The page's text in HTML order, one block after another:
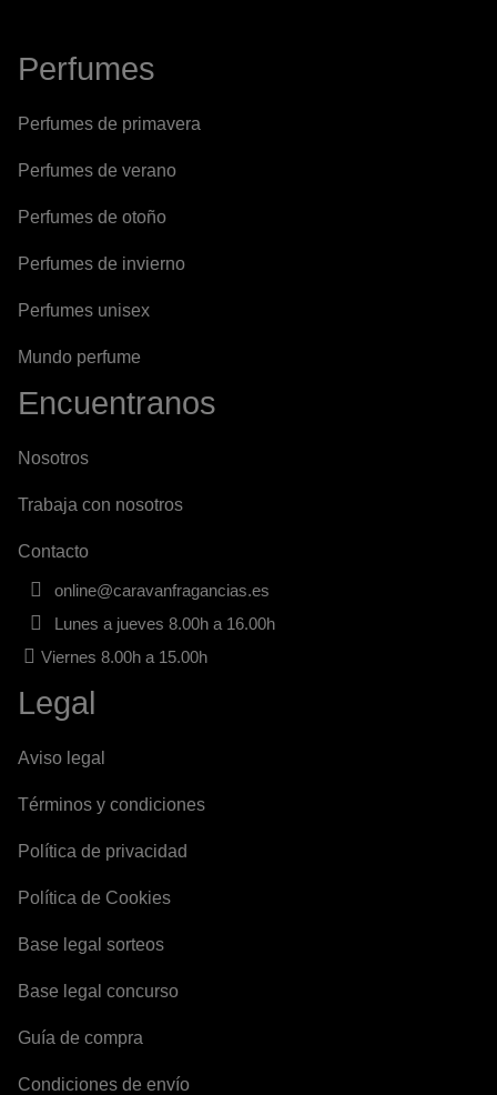
Perfumes
Perfumes de primavera
Perfumes de verano
Perfumes de otoño
Perfumes de invierno
Perfumes unisex
Mundo perfume
Encuentranos
Nosotros
Trabaja con nosotros
Contacto
online@caravanfragancias.es
Lunes a jueves 8.00h a 16.00h
Viernes 8.00h a 15.00h
Legal
Aviso legal
Términos y condiciones
Política de privacidad
Política de Cookies
Base legal sorteos
Base legal concurso
Guía de compra
Condiciones de envío